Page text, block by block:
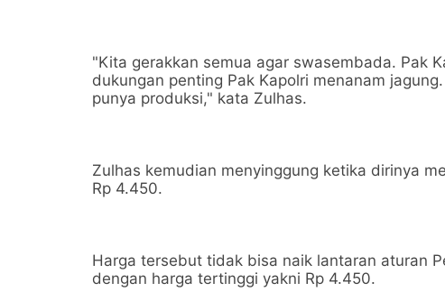
"Kita gerakkan semua agar swasembada. Pak
dukungan penting Pak Kapolri menanam
punya produksi," kata Zulhas.
Zulhas kemudian menyinggung ketika dirinya
Rp 4.450.
Harga tersebut tidak bisa naik lantaran aturan
dengan harga tertinggi yakni Rp 4.450.